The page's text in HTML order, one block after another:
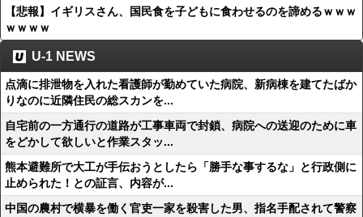
【悲報】イギリスさん、国民食を子どもに食わせるのを諦めるｗｗｗ
ｗｗｗｗ
U-1 NEWS
点滴に排泄物を入れた看護師が勤めていた病院、新病棟を建てたばか
りなのに近隣住民の総スカンを...
自宅前の一方通行の道路が工事車両で封鎖、病院への送迎のために車
をどかして欲しいと作業スタッ...
熊本避難所で大工が手伝おうとしたら「勝手な事するな」と行政側に
止められた！との証言、内容が...
中国の農村で横暴を働く官吏一家を殺害した男、指名手配されて警察